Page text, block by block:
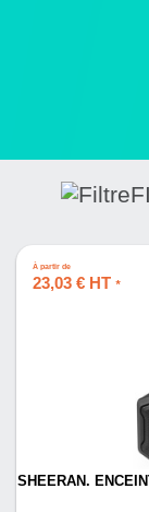
À partir de
23,03 € HT *
SHEERAN.